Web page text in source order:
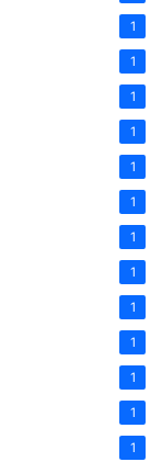
1
1
1
1
1
1
1
1
1
1
1
1
1